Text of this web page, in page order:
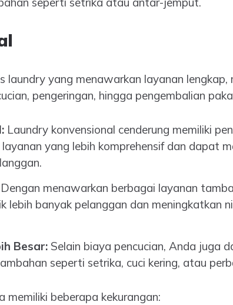
laundry yang menawarkan layanan lengkap,
pengeringan, hingga pengembalian
Laundry konvensional cenderung memiliki
yang lebih komprehensif dan dapat
menawarkan berbagai layanan
lebih banyak pelanggan dan meningkatkan
Besar:Selain biaya pencucian, Anda juga
seperti setrika, cuci kering, atau
memiliki beberapa kekurangan: